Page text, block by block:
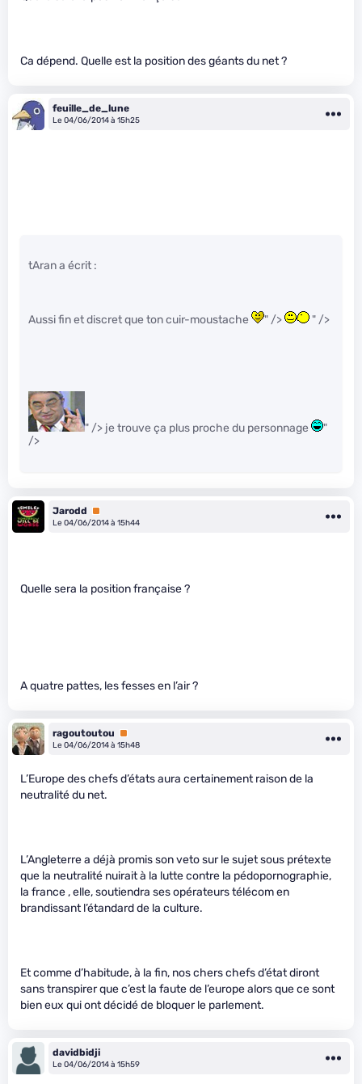
Ca dépend. Quelle est la position des géants du net ?
feuille_de_lune
Le 04/06/2014 à 15h25
tAran a écrit :
Aussi fin et discret que ton cuir-moustache " /> " />
" /> je trouve ça plus proche du personnage
"
/>
Jarodd
Premium
Le 04/06/2014 à 15h44
Quelle sera la position française ?
A quatre pattes, les fesses en l’air ?
ragoutoutou
Premium
Le 04/06/2014 à 15h48
L’Europe des chefs d’états aura certainement raison de la
neutralité du net.
L’Angleterre a déjà promis son veto sur le sujet sous prétexte
que la neutralité nuirait à la lutte contre la pédopornographie,
la france , elle, soutiendra ses opérateurs télécom en
brandissant l’étandard de la culture.
Et comme d’habitude, à la fin, nos chers chefs d’état diront
sans transpirer que c’est la faute de l’europe alors que ce sont
bien eux qui ont décidé de bloquer le parlement.
davidbidji
Le 04/06/2014 à 15h59